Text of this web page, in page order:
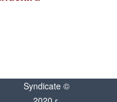
Syndicate ©